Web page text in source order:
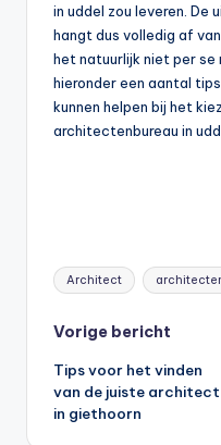
in uddel zou leveren. De
hangt dus volledig af
het natuurlijk niet per se
hieronder een aantal
kunnen helpen bij het
architectenbureau in
Tags:
Architect
Bericht
navigatie
Vorige bericht
Tips voor het vinden
van de juiste architect
in giethoorn